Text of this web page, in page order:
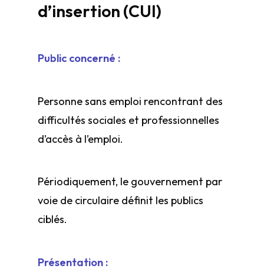
d’insertion (CUI)
Public concerné :
Personne sans emploi rencontrant des
difficultés sociales et professionnelles
d’accès à l’emploi.
Périodiquement, le gouvernement par
voie de circulaire définit les publics
ciblés.
Présentation :